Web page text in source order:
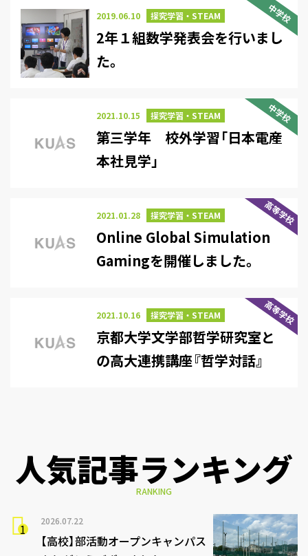
中学校
2019.06.10 探究学習・STEAM
2年１組数学発表会を行いまし
た。
中学校
2021.10.15 探究学習・STEAM
第三学年 校外学習「日本電産
本社見学」
高等学校
2021.01.28 探究学習・STEAM
Online Global Simulation
Gamingを開催しました。
高等学校
2021.10.16 探究学習・STEAM
京都大学文学部哲学研究室と
の高大連携講座『哲学対話』
人気記事ランキング
RANKING
2026.07.22
【高校】部活動オープンキャンパス